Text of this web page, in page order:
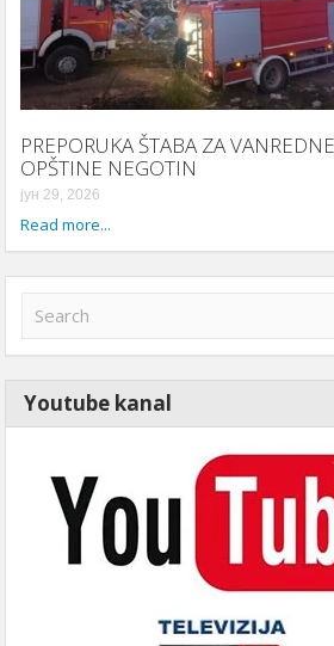
PREPORUKA ŠTABA ZA
OPŠTINE NEGOTIN
јун 29, 2026
Read more...
Youtube kanal